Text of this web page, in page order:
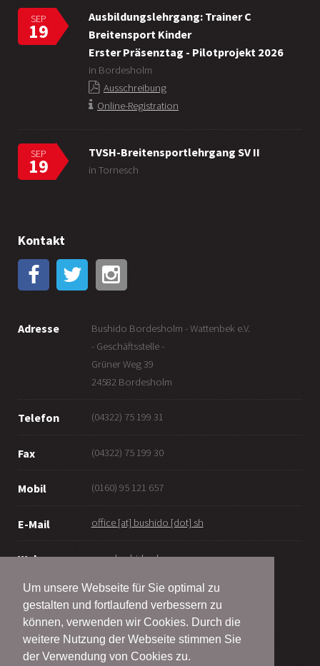
Um unsere Webseite für Sie optimal zu
gestalten und fortlaufend verbessern zu
können, verwenden wir Cookies. Durch die
weitere Nutzung der Webseite stimmen Sie
der Verwendung von Cookies zu.
SEP
19
Ausbildungslehrgang: Trainer C
Breitensport Kinder
Erster Präsenztag - Pilotprojekt 2026
in Bordesholm
Ausschreibung
Online-Registration
SEP
19
TVSH-Breitensportlehrgang SV II
in Tornesch
Kontakt
Adresse
Bushido Bordesholm - Wattenbek e.V.
- Geschäftsstelle -
Grüner Weg 39
24582 Bordesholm
Telefon (04322) 75 199 31
Fax (04322) 75 199 30
Mobil (0160) 95 121 657
E-Mail office [at] bushido [dot] sh
Web www.bushido.sh
© Bushido Bordesholm - Wattenbek e.V.